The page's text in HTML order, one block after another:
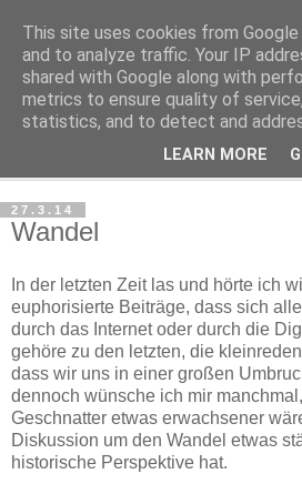
Haltungsturnen
Niveau sieht nur von unten aus wie
27.3.14
Wandel
In der letzten Zeit las und hörte ich
euphorisierte Beiträge, dass sich
durch das Internet oder durch die
gehöre zu den letzten, die
dass wir uns in einer großen
dennoch wünsche ich mir
Geschnatter etwas erwachsener
Diskussion um den Wandel etwas
historische Perspektive hat.
This site uses cookies from
and to analyze traffic. Your IP
shared with Google along with
metrics to ensure quality of
statistics, and to detect and
LEARN MORE